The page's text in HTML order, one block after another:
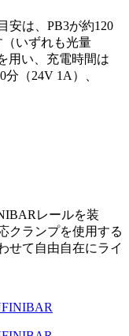
安は、PB3が約120
（いずれも光量
用い、充電時間は
（24V 1A）、
レールを装
クランプを使用する
せて自由自在にライ